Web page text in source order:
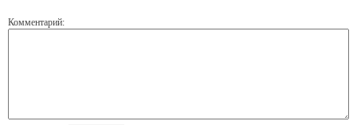
Комментарий: